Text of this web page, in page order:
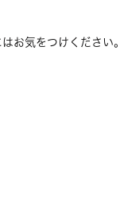
お気をつけください。